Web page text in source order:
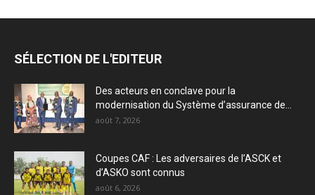
SÉLECTION DE L'EDITEUR
Des acteurs en conclave pour la
modernisation du Système d’assurance de...
août 7, 2026
Coupes CAF : Les adversaires de l’ASCK et
d’ASKO sont connus
août 6, 2026